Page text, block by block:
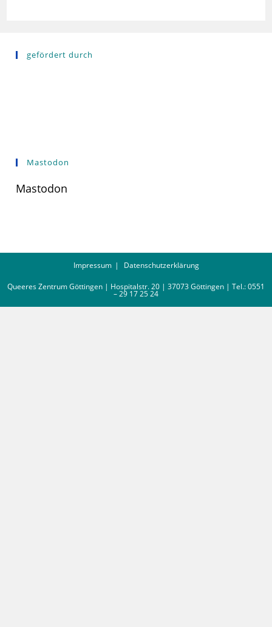
gefördert durch
Mastodon
Mastodon
Impressum Datenschutzerklärung
Queeres Zentrum Göttingen | Hospitalstr. 20 | 37073 Göttingen | Tel.: 0551
– 29 17 25 24